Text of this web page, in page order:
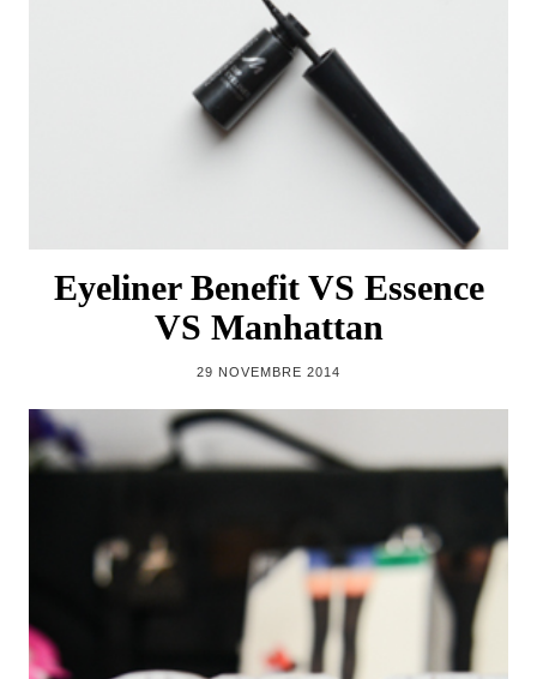
Eyeliner Benefit VS Essence
VS Manhattan
29 NOVEMBRE 2014